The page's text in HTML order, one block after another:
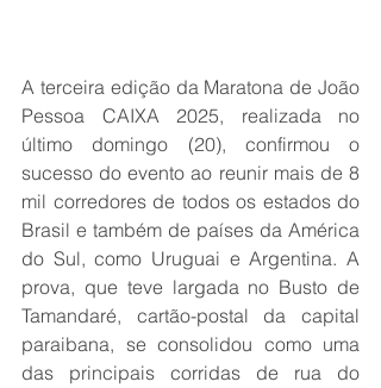
A terceira edição da Maratona de João
Pessoa CAIXA 2025, realizada no
último domingo (20), confirmou o
sucesso do evento ao reunir mais de 8
mil corredores de todos os estados do
Brasil e também de países da América
do Sul, como Uruguai e Argentina. A
prova, que teve largada no Busto de
Tamandaré, cartão-postal da capital
paraibana, se consolidou como uma
das principais corridas de rua do